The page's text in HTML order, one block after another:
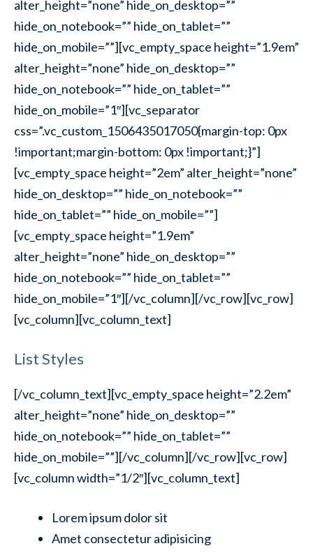
alter_height=”none” hide_on_desktop=””
hide_on_notebook=”” hide_on_tablet=””
hide_on_mobile=””][vc_empty_space height=”1.9em”
alter_height=”none” hide_on_desktop=””
hide_on_notebook=”” hide_on_tablet=””
hide_on_mobile=”1″][vc_separator
css=”.vc_custom_1506435017050{margin-top: 0px
!important;margin-bottom: 0px !important;}”]
[vc_empty_space height=”2em” alter_height=”none”
hide_on_desktop=”” hide_on_notebook=””
hide_on_tablet=”” hide_on_mobile=””]
[vc_empty_space height=”1.9em”
alter_height=”none” hide_on_desktop=””
hide_on_notebook=”” hide_on_tablet=””
hide_on_mobile=”1″][/vc_column][/vc_row][vc_row]
[vc_column][vc_column_text]
List Styles
[/vc_column_text][vc_empty_space height=”2.2em”
alter_height=”none” hide_on_desktop=””
hide_on_notebook=”” hide_on_tablet=””
hide_on_mobile=””][/vc_column][/vc_row][vc_row]
[vc_column width=”1/2″][vc_column_text]
Lorem ipsum dolor sit
Amet consectetur adipisicing